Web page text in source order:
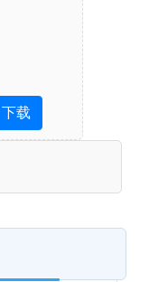
下载